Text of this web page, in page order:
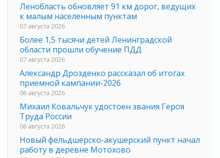
Ленобласть обновляет 91 км дорог, ведущих
к малым населенным пунктам
07 августа 2026
Более 1,5 тысячи детей Ленинградской
области прошли обучение ПДД
07 августа 2026
Александр Дрозденко рассказал об итогах
приемной кампании-2026
06 августа 2026
Михаил Ковальчук удостоен звания Героя
Труда России
06 августа 2026
Новый фельдшерско-акушерский пункт начал
работу в деревне Мотохово